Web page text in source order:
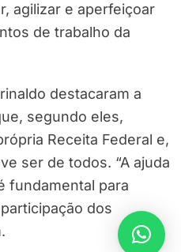
agilizar e aperfeiçoar
de trabalho da
destacaram a
segundo eles,
Receita Federal e,
ser de todos. “A ajuda
fundamental para
dos